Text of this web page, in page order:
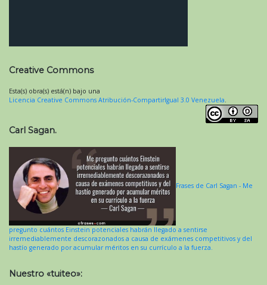
Creative Commons
Esta(s) obra(s) está(n) bajo una
Licencia Creative Commons Atribución-CompartirIgual 3.0 Venezuela.
Carl Sagan.
Frases de Carl Sagan - Me
pregunto cuántos Einstein potenciales habrán llegado a sentirse
irremediablemente descorazonados a causa de exámenes competitivos y del
hastío generado por acumular méritos en su currículo a la fuerza.
Nuestro «tuiteo»: